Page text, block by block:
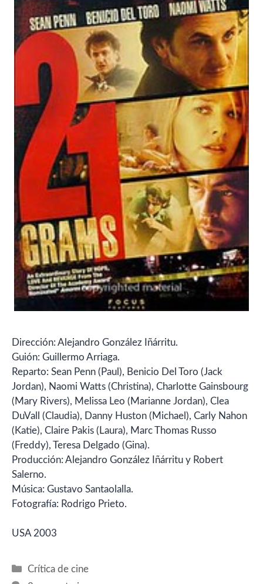
Dirección: Alejandro González Iñárritu.
Guión: Guillermo Arriaga.
Reparto: Sean Penn (Paul), Benicio Del Toro (Jack
Jordan), Naomi Watts (Christina), Charlotte Gainsbourg
(Mary Rivers), Melissa Leo (Marianne Jordan), Clea
DuVall (Claudia), Danny Huston (Michael), Carly Nahon
(Katie), Claire Pakis (Laura), Marc Thomas Russo
(Freddy), Teresa Delgado (Gina).
Producción: Alejandro González Iñárritu y Robert
Salerno.
Música: Gustavo Santaolalla.
Fotografía: Rodrigo Prieto.
USA 2003
Categorías
Crítica de cine